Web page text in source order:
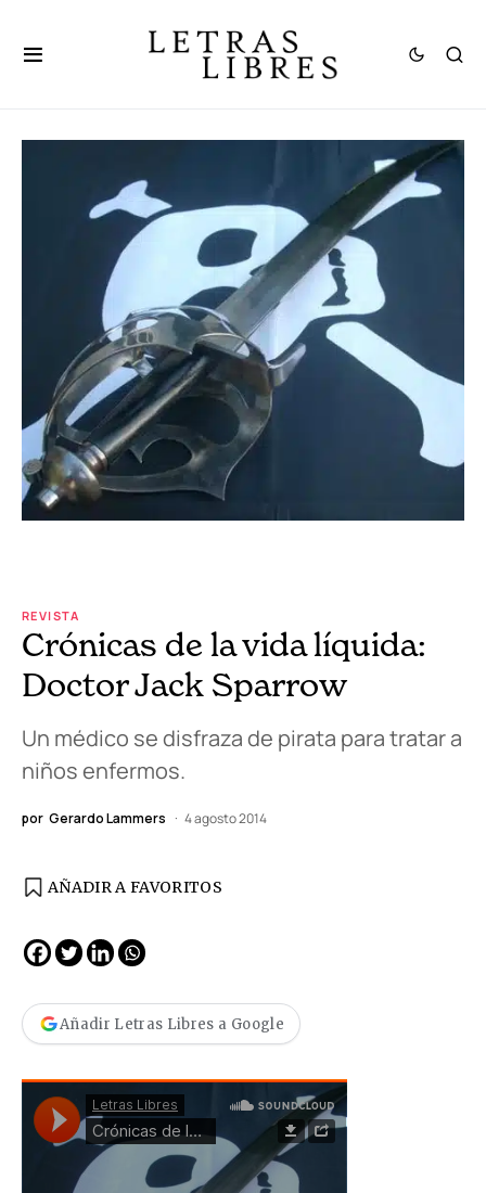
REVISTA
Crónicas de la vida líquida:
Doctor Jack Sparrow
Un médico se disfraza de pirata para tratar a
niños enfermos.
por Gerardo Lammers 4 agosto 2014
AÑADIR A FAVORITOS
Añadir Letras Libres a Google